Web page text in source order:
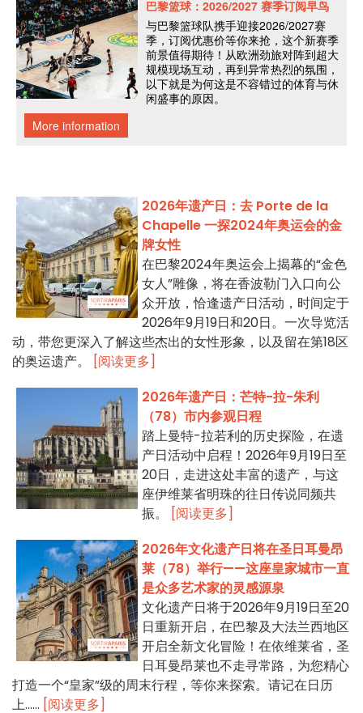
2026年遗产日：去 Porte de la
Chapelle 一探2024年奥运会的金
牌女性
在巴黎2024年奥运会上揭幕的“金色
女人”雕像，将在香波勒门入口向公
众开放，恰逢遗产日活动，时间定于
2026年9月19日和20日。一次导览活
动，带您更深入了解这些杰出的女性形象，以及留在第18区
的奥运遗产。
[阅读更多]
2026年遗产日：芒特-拉-朱利
（78）市内参观日程
踏上曼特-拉若利的历史探险，在遗
产日活动中启程！2026年9月19日至
20日，走进这处丰富的遗产，与这
座伊维莱省明珠的往日传说同频共
振。
[阅读更多]
2026年文化遗产日将在圣日耳曼昂
莱（78）举行——这座皇家城市一直
是众多艺术家的灵感源泉
文化遗产日将于2026年9月19日至20
日重新开启，在巴黎及大法兰西地区
开启全新文化冒险！在依维莱省，圣
日耳曼昂莱也不走寻常路，为您精心
打造一个“皇家”级的周末行程，等你来探索。请记在日历
上…… [阅读更多]